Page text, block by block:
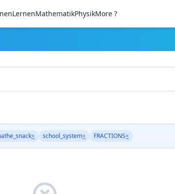
MathematikPhysikMore ?
× school_system× FRACTIONS×